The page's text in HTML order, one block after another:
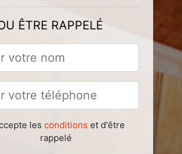
ÊTRE RAPPELÉ
les conditions et d'être
rappelé